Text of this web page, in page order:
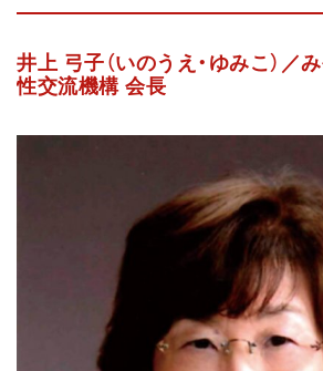
井上 弓子（いのうえ・ゆみこ）／
性交流機構 会長